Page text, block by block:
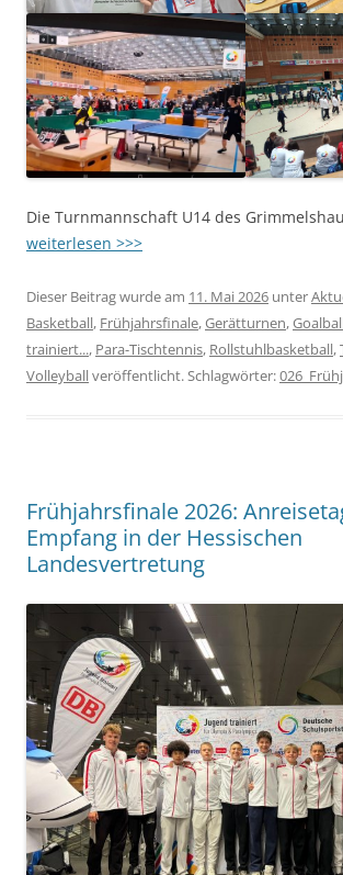
Die Turnmannschaft U14 des
weiterlesen >>>
Dieser Beitrag wurde am 11. Mai 2026 unter
Basketball, Frühjahrsfinale,Gerätturnen,
trainiert..., Para-Tischtennis, Rollstuhlbasketball,
Volleyballveröffentlicht. Schlagwörter:
Frühjahrsfinale 2026:
Empfang in der Hessischen
Landesvertretung